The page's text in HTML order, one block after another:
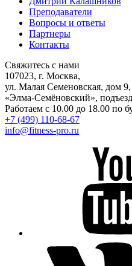
Преподаватели
Вопросы и ответы
Партнеры
Контакты
Свяжитесь с нами
107023, г. Москва,
ул. Малая Семеновская, дом 9,
«Элма-Семёновский»,
Работаем с 10.00 до 18.00 по
+7 (499) 110-68-67
info@fitness-pro.ru